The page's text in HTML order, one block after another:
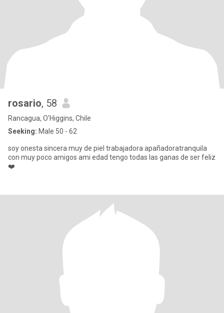
rosario, 58
Rancagua, O'Higgins, Chile
Seeking: Male 50 - 62
soy onesta sincera muy de piel trabajadora apañadoratranquila
con muy poco amigos ami edad tengo todas las ganas de ser feliz
❤️